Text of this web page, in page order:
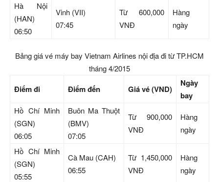
Hà Nội
(HAN)
06:50
Vinh (VII)
07:45
Từ 600,000
VNĐ
Hàng
ngày
Bảng giá vé máy bay Vietnam Airlines nội địa đi từ TP.HCM
tháng 4/2015
Điểm đi Điểm đến Giá vé (VND)
Ngày
bay
Hồ Chí Minh
(SGN)
06:05
Buôn Ma Thuột
(BMV)
07:05
Từ 900,000
VNĐ
Hàng
ngày
Hồ Chí Minh
(SGN)
05:55
Cà Mau (CAH)
06:55
Từ 1,450,000
VNĐ
Hàng
ngày